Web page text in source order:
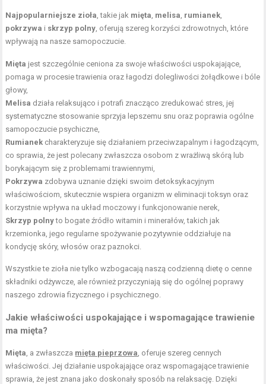
Najpopularniejsze zioła , takie jak mięta melisa rumianek
pokrzywa i skrzyp polny , oferują szereg korzyści zdrowotnych, które
wpływają na nasze samopoczucie.
Mięta jest szczególnie ceniona za swoje właściwości uspokajające,
pomaga w procesie trawienia oraz łagodzi dolegliwości żołądkowe i bóle
głowy,
Melisa działa relaksująco i potrafi znacząco zredukować stres, jej
systematyczne stosowanie sprzyja lepszemu snu oraz poprawia ogólne
samopoczucie psychiczne,
Rumianek charakteryzuje się działaniem przeciwzapalnym i łagodzącym,
co sprawia, że jest polecany zwłaszcza osobom z wrażliwą skórą lub
borykającym się z problemami trawiennymi,
Pokrzywa zdobywa uznanie dzięki swoim detoksykacyjnym
właściwościom, skutecznie wspiera organizm w eliminacji toksyn oraz
korzystnie wpływa na układ moczowy i funkcjonowanie nerek,
Skrzyp polnyto bogateźródło witamin i minerałów, takich jak
krzemionka, jego regularne spożywanie pozytywnie oddziałuje na
kondycję skóry, włosów oraz paznokci.
Wszystkie te zioła nie tylko wzbogacają naszą codzienną dietę o cenne
składniki odżywcze, ale również przyczyniają się do ogólnej poprawy
naszego zdrowia fizycznego i psychicznego.
Jakie właściwości uspokajające i wspomagające trawienie
ma mięta?
Mięta , a zwłaszcza mięta pieprzowa , oferuje szereg cennych
właściwości. Jej działanie uspokajające oraz wspomagające trawienie
sprawia, że jest znana jako doskonały sposób na relaksację. Dzięki